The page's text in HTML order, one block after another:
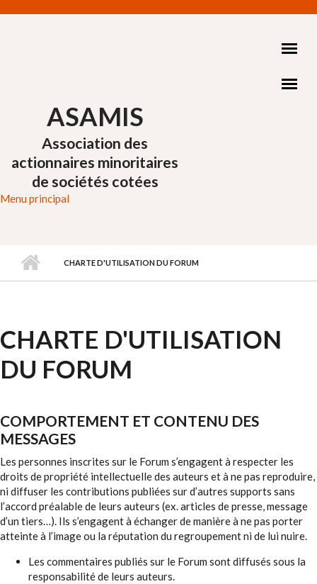
ASAMIS
Association des
actionnaires minoritaires
de sociétés cotées
Menu principal
CHARTE D'UTILISATION DU FORUM
CHARTE D'UTILISATION
DU FORUM
COMPORTEMENT ET CONTENU DES
MESSAGES
Les personnes inscrites sur le Forum s’engagent à respecter les
droits de propriété intellectuelle des auteurs et à ne pas reproduire,
ni diffuser les contributions publiées sur d’autres supports sans
l’accord préalable de leurs auteurs (ex. articles de presse, message
d’un tiers…). Ils s’engagent à échanger de manière à ne pas porter
atteinte à l’image ou la réputation du regroupement ni de lui nuire.
Les commentaires publiés sur le Forum sont diffusés sous la
responsabilité de leurs auteurs.